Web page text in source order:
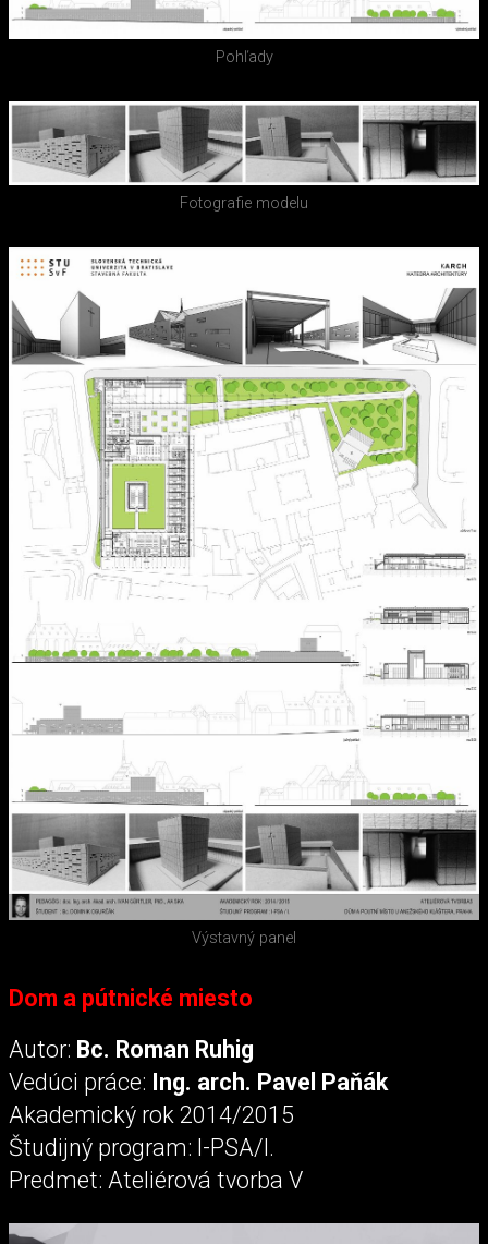
Pohľady
Fotografie modelu
Výstavný panel
Dom a pútnické miesto
Autor: Bc. Roman Ruhig
Vedúci práce: Ing. arch. Pavel Paňák
Akademický rok 2014/2015
Študijný program: I-PSA/I.
Predmet: Ateliérová tvorba V